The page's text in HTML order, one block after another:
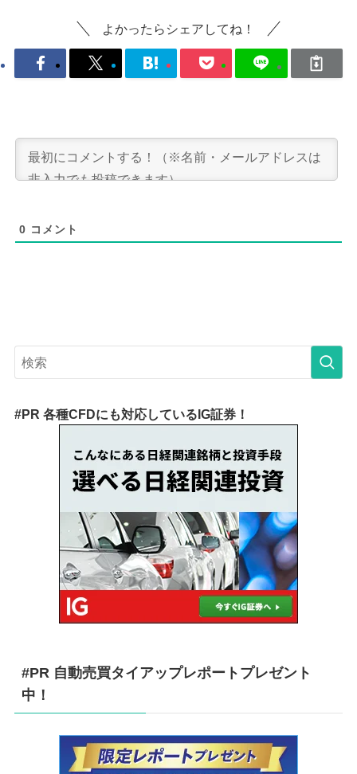
よかったらシェアしてね！
0 コメント
#PR 各種CFDにも対応しているIG証券！
#PR 自動売買タイアップレポートプレゼント
中！